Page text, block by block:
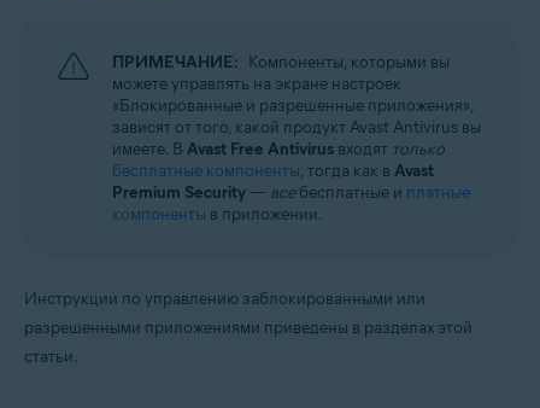
ПРИМЕЧАНИЕ: Компоненты, которыми вы
можете управлять на экране настроек
«Блокированные и разрешенные приложения»,
зависят от того, какой продукт Avast Antivirus вы
имеете. В Avast Free Antivirus входят только
бесплатные компоненты, тогда как в Avast
Premium Security— всебесплатные и платные
компоненты в приложении.
Инструкции по управлению заблокированными или
разрешенными приложениями приведены в разделах этой
статьи.